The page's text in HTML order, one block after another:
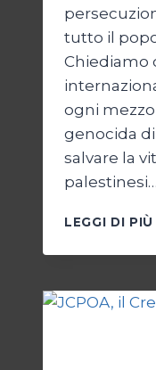
tutto il
Chiediamo
ogni
genocida di
salvare la
palestinesi…
LEGGI DI PIÙ